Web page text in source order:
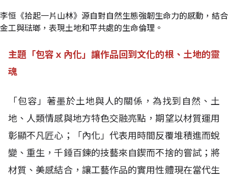
李恒《拾起一片山林》源自對自然生態強韌生命力的感動，結合
金工與琺瑯，表現土地和平共處的生命倫理。
主題「包容ｘ內化」讓作品回到文化的根、土地的靈
魂
「包容」著墨於土地與人的關係，為找到自然、土
地、人類情感與地方特色交融亮點，期望以材質運用
彰顯不凡匠心；「內化」代表用時間反覆堆積進而蛻
變、重生，千錘百鍊的技藝來自鍥而不捨的嘗試；將
材質、美感結合，讓工藝作品的實用性體現在當代生